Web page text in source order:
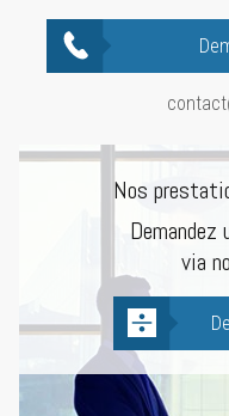
Nos
Demandez
via